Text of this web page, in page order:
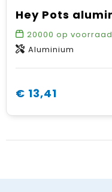
20000 op voorraad
Aluminium
€ 13,41